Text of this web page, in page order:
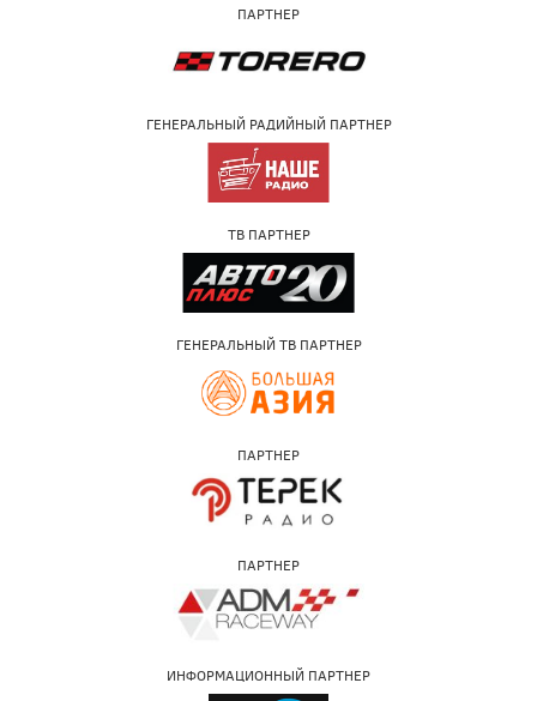
ПАРТНЕР
ГЕНЕРАЛЬНЫЙ РАДИЙНЫЙ ПАРТНЕР
ТВ ПАРТНЕР
ГЕНЕРАЛЬНЫЙ ТВ ПАРТНЕР
ПАРТНЕР
ПАРТНЕР
ИНФОРМАЦИОННЫЙ ПАРТНЕР